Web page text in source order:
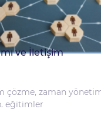
ve İletişim
çözme, zaman
eğitimler